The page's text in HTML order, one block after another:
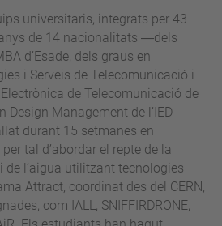
universitaris, integrats per 43
de 14 nacionalitats ―dels
d’Esade, dels graus en
i Serveis de Telecomunicació i
de Telecomunicació de
Design Management de l’IED
durant 15 setmanes en
per tal d’abordar el repte de la
de l’aigua utilitzant tecnologies
Attract, coordinat des del CERN,
com IALL, SNIFFIRDRONE,